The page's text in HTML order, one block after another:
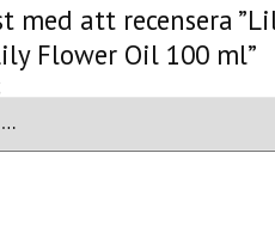
med att recensera
Flower Oil 100 ml”